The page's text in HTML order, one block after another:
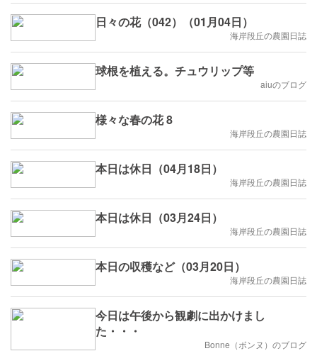
日々の花（042）（01月04日）
海岸段丘の農園日誌
球根を植える。チュウリップ等
aiuのブログ
様々な春の花 8
海岸段丘の農園日誌
本日は休日（04月18日）
海岸段丘の農園日誌
本日は休日（03月24日）
海岸段丘の農園日誌
本日の収穫など（03月20日）
海岸段丘の農園日誌
今日は午後から観劇に出かけまし
た・・・
Bonne（ボンヌ）のブログ